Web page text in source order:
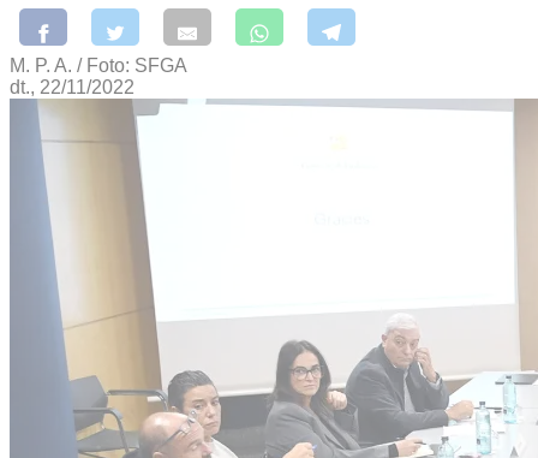
M. P. A. / Foto: SFGA
dt., 22/11/2022